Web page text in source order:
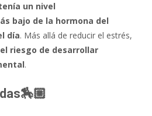
un nivel
bajo de la hormona del
día. Más allá de reducir el estrés,
riesgo de desarrollar
.